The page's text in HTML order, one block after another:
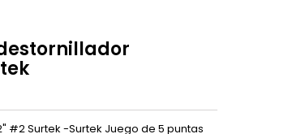
#2 Surtek -Surtek Juego de 5 puntas